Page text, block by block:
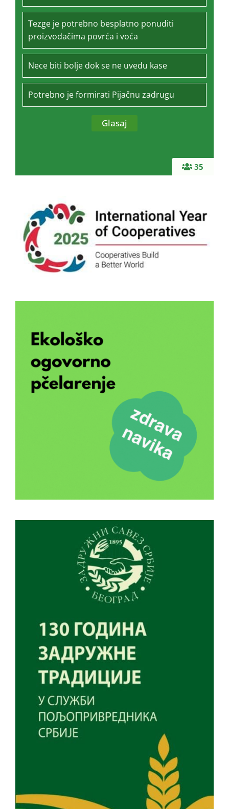
35
Tezge je potrebno besplatno ponuditi
proizvođačima povrća i voća
Nece biti bolje dok se ne uvedu kase
Potrebno je formirati Pijačnu zadrugu